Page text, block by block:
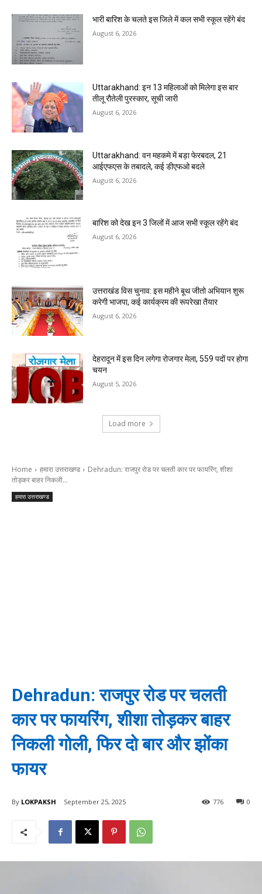
भारी बारिश के चलते इस जिले में कल सभी स्कूल रहेंगे बंद
August 6, 2026
Uttarakhand: इन 13 महिलाओं को मिलेगा इस बार
तीलू रौतेली पुरस्कार, सूची जारी
August 6, 2026
Uttarakhand: वन महकमे में बड़ा फेरबदल, 21
आईएफएस के तबादले, कई डीएफओ बदले
August 6, 2026
बारिश को देख इन 3 जिलों में आज सभी स्कूल रहेंगे बंद
August 6, 2026
उत्तराखंड विस चुनाव: इस महीने बूथ जीतो अभियान शुरू
करेगी भाजपा, कई कार्यक्रम की रूपरेखा तैयार
August 6, 2026
देहरादून में इस दिन लगेगा रोजगार मेला, 559 पदों पर होगा
चयन
August 5, 2026
Load more